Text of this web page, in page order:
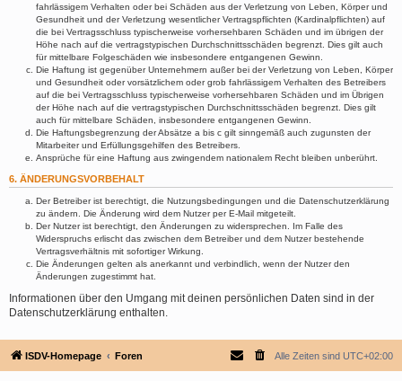
fahrlässigem Verhalten oder bei Schäden aus der Verletzung von Leben, Körper und
Gesundheit und der Verletzung wesentlicher Vertragspflichten (Kardinalpflichten) auf
die bei Vertragsschluss typischerweise vorhersehbaren Schäden und im übrigen der
Höhe nach auf die vertragstypischen Durchschnittsschäden begrenzt. Dies gilt auch
für mittelbare Folgeschäden wie insbesondere entgangenen Gewinn.
Die Haftung ist gegenüber Unternehmern außer bei der Verletzung von Leben, Körper
und Gesundheit oder vorsätzlichem oder grob fahrlässigem Verhalten des Betreibers
auf die bei Vertragsschluss typischerweise vorhersehbaren Schäden und im Übrigen
der Höhe nach auf die vertragstypischen Durchschnittsschäden begrenzt. Dies gilt
auch für mittelbare Schäden, insbesondere entgangenen Gewinn.
Die Haftungsbegrenzung der Absätze a bis c gilt sinngemäß auch zugunsten der
Mitarbeiter und Erfüllungsgehilfen des Betreibers.
Ansprüche für eine Haftung aus zwingendem nationalem Recht bleiben unberührt.
6. ÄNDERUNGSVORBEHALT
Der Betreiber ist berechtigt, die Nutzungsbedingungen und die Datenschutzerklärung
zu ändern. Die Änderung wird dem Nutzer per E-Mail mitgeteilt.
Der Nutzer ist berechtigt, den Änderungen zu widersprechen. Im Falle des
Widerspruchs erlischt das zwischen dem Betreiber und dem Nutzer bestehende
Vertragsverhältnis mit sofortiger Wirkung.
Die Änderungen gelten als anerkannt und verbindlich, wenn der Nutzer den
Änderungen zugestimmt hat.
Informationen über den Umgang mit deinen persönlichen Daten sind in der
Datenschutzerklärung enthalten.
ISDV-Homepage Foren Alle Zeiten sind UTC+02:00